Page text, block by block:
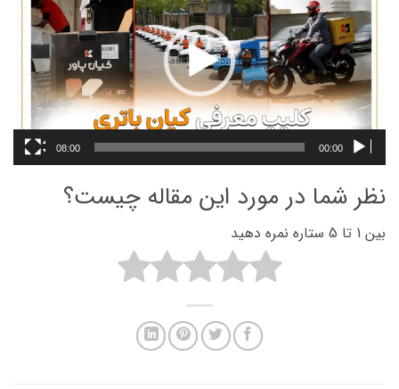
00:00
08:00
نظر شما در مورد این مقاله چیست؟
بین 1 تا 5 ستاره نمره دهید